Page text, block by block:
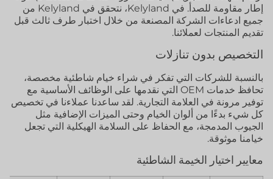
إطار مقاومة للصدأ. في Kelyland، نتحقق في Kelyland من
جميع ادعاءات الشركة المصنعة من خلال اختبار طرف ثالث قبل
تقديم المنتجات لعملائنا.
التخصيص بدون تنازلات
بالنسبة للشركات التي تفكر في شراء خيام شاطئية مخصصة،
تحافظ خدمات OEM التي نقدمها على الوظائف الأساسية مع
توفير مرونة في العلامة التجارية. لقد ساعدنا عملاءنا في تخصيص
كل شيء بدءًا من ألوان الخيام وحتى الميزات الإضافية مثل
الجيوب المدمجة، مع الحفاظ على السلامة الهيكلية التي تجعل
خيامنا موثوقة.
معايير اختيار الخيمة الشاطئية